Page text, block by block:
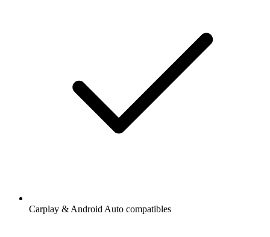
Carplay & Android Auto compatibles